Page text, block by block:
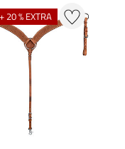
20 % EXTRA